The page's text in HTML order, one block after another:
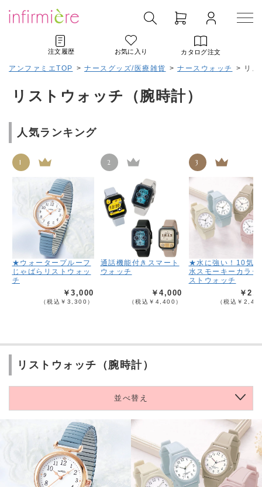
注文履歴 お気に入り カタログ注文
アンファミエTOP > ナースグッズ/医療雑貨 > ナースウォッチ > リ
リストウォッチ（腕時計）
人気ランキング
1
★ウォータープルーフ
じゃばらリストウォッ
チ
￥3,000
（税込￥3,300）
2
通話機能付きスマート
ウォッチ
￥4,000
（税込￥4,400）
3
★水に強い！10気
水スモーキーカラー
ストウォッチ
￥
（税込￥
リストウォッチ（腕時計）
並べ替え